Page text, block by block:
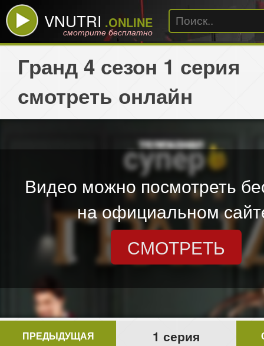
VNUTRI .ONLINE
смотрите бесплатно
Гранд 4 сезон 1 серия
смотреть онлайн
Видео можно посмотреть
на официальном
СМОТРЕТЬ
ПРЕДЫДУЩАЯ 1 серия